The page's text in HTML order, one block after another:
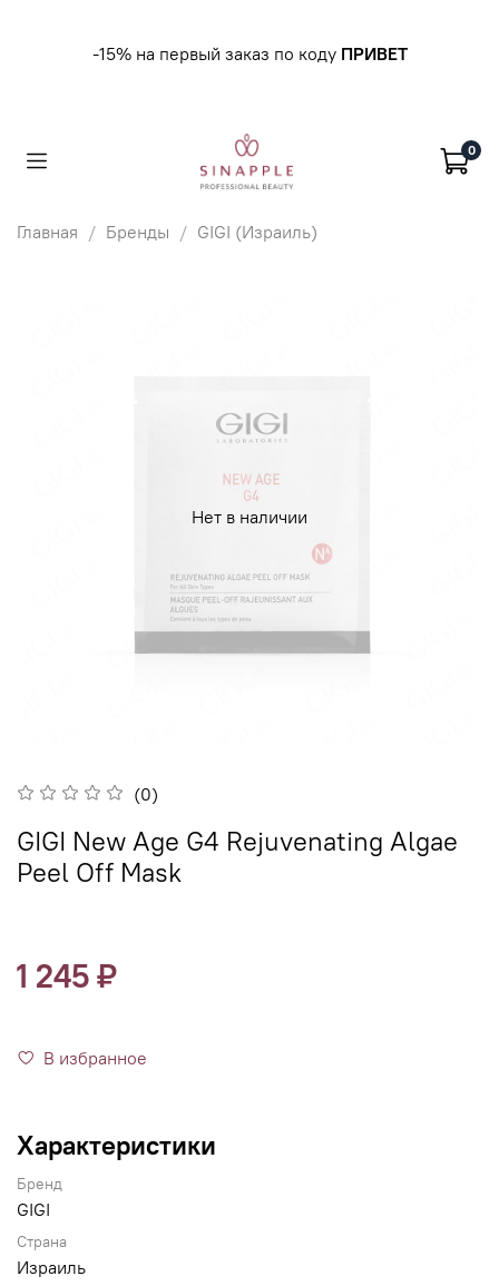
-15% на первый заказ по коду ПРИВЕТ
0
Главная Бренды GIGI (Израиль)
Нет в наличии
(0)
GIGI New Age G4 Rejuvenating Algae
Peel Off Mask
1 245 ₽
В избранное
Характеристики
Бренд
GIGI
Страна
Израиль